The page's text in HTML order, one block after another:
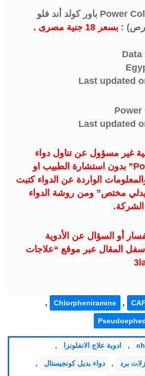
بسعر 18 جنية مصرى .
Last updated
Power
Last updated
غير مسؤول عن تناول دواء
“Power Cold & Flu” بدون استشارة الطبيب او
الواردة عن الدواء كتبت
مختص” ومن روشة الدواء
أو السؤال عن الأدوية
المقال عبر موقع “علاجات
,
Chlorpheniramine
,
, ادوية علاج الانفلونزا ,
برد , دواء بديل كونجيستال ,